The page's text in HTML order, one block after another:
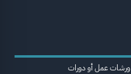
ورشات عمل أو دورات